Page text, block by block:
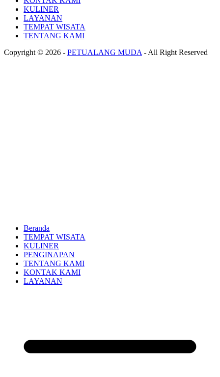
KULINER
LAYANAN
TEMPAT WISATA
TENTANG KAMI
Copyright © 2026 - PETUALANG MUDA - All Right Reserved
Beranda
TEMPAT WISATA
KULINER
PENGINAPAN
TENTANG KAMI
KONTAK KAMI
LAYANAN